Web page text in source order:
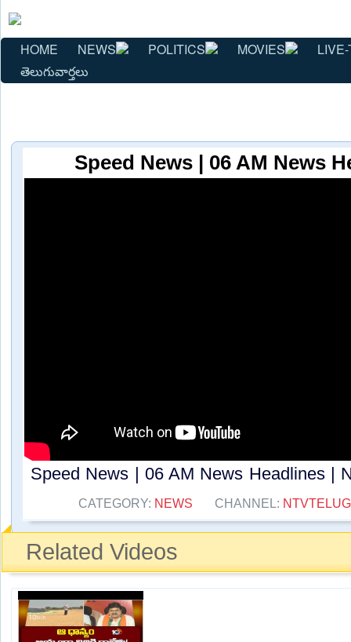
HOME NEWS POLITICS MOVIES
తెలుగువార్తలు
Speed News | 06 AM News
Speed News | 06 AM News Headlines |
CATEGORY: NEWS CHANNEL:
Related Videos